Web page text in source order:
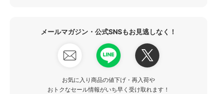
メールマガジン・公式SNSもお見逃しなく！
お気に入り商品の値下げ・再入荷や
おトクなセール情報がいち早く受け取れます！